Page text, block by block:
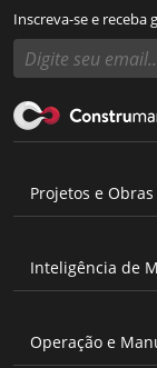
Inscreva-se e
Projetos e Obras
Inteligência de
Operação e